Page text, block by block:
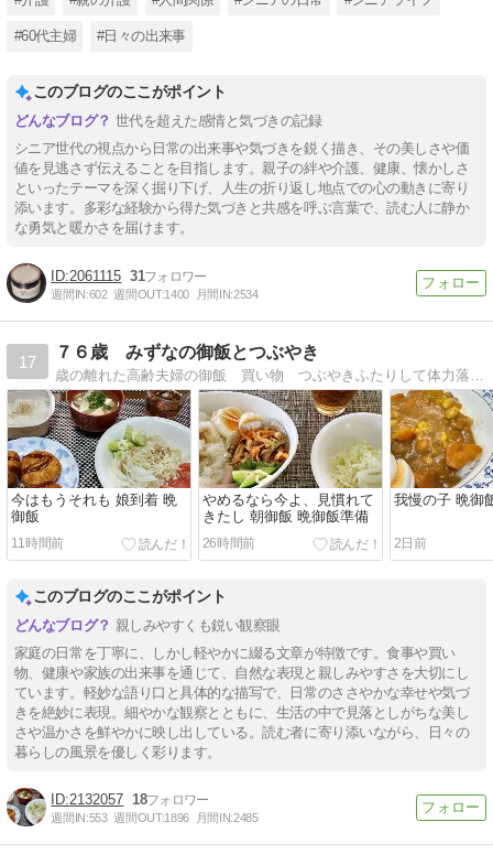
#60代主婦 #日々の出来事
このブログのここがポイント
世代を超えた感情と気づきの記録
シニア世代の視点から日常の出来事や気づきを鋭く描き、その美しさや価
値を見逃さず伝えることを目指します。親子の絆や介護、健康、懐かしさ
といったテーマを深く掘り下げ、人生の折り返し地点での心の動きに寄り
添います。多彩な経験から得た気づきと共感を呼ぶ言葉で、読む人に静か
な勇気と暖かさを届けます。
2061115 31
週間IN:602 週間OUT:1400 月間IN:2534
17
７６歳 みずなの御飯とつぶやき
今はもうそれも 娘到着 晩
御飯
11時間前
やめるなら今よ、見慣れて
きたし 朝御飯 晩御飯準備
26時間前
我慢の子 晩御
2日前
このブログのここがポイント
親しみやすくも鋭い観察眼
家庭の日常を丁寧に、しかし軽やかに綴る文章が特徴です。食事や買い
物、健康や家族の出来事を通じて、自然な表現と親しみやすさを大切にし
ています。軽妙な語り口と具体的な描写で、日常のささやかな幸せや気づ
きを絶妙に表現。細やかな観察とともに、生活の中で見落としがちな美し
さや温かさを鮮やかに映し出している。読む者に寄り添いながら、日々の
暮らしの風景を優しく彩ります。
2132057 18
週間IN:553 週間OUT:1896 月間IN:2485